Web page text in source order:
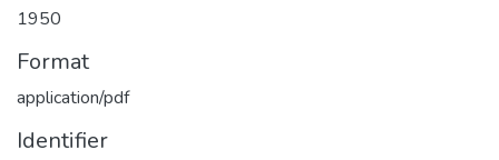
1950
Format
application/pdf
Identifier